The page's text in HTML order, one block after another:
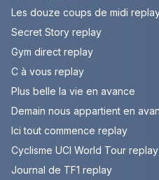
Les douze coups de midi
Secret Story replay
Gym direct replay
C à vous replay
Plus belle la vie en avance
Demain nous appartient en
Ici tout commence replay
Cyclisme UCI World Tour replay
Journal de TF1 replay